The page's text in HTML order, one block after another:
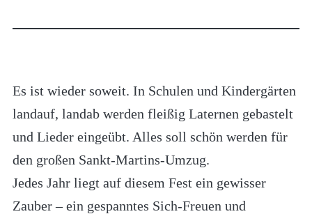
Es ist wieder soweit. In Schulen und Kindergärten
landauf, landab werden fleißig Laternen gebastelt
und Lieder eingeübt. Alles soll schön werden für
den großen Sankt-Martins-Umzug.
Jedes Jahr liegt auf diesem Fest ein gewisser
Zauber – ein gespanntes Sich-Freuen und